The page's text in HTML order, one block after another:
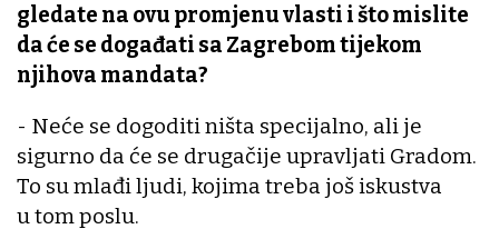
gledate na ovu promjenu vlasti i što mislite
da će se događati sa Zagrebom tijekom
njihova mandata?
- Neće se dogoditi ništa specijalno, ali je
sigurno da će se drugačije upravljati Gradom.
To su mlađi ljudi, kojima treba još iskustva
u tom poslu.